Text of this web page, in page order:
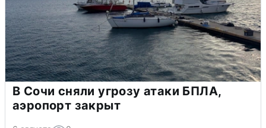
В Сочи сняли угрозу атаки БПЛА,
аэропорт закрыт